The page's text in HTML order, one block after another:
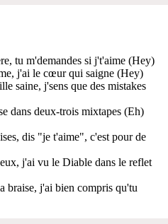
tu m'demandes si j't'aime (Hey)
j'ai le cœur qui saigne (Hey)
saine, j'sens que des mistakes
dans deux-trois mixtapes (Eh)
dis "je t'aime", c'est pour de
j'ai vu le Diablе dans le reflet
braise, j'ai bien compris qu'tu